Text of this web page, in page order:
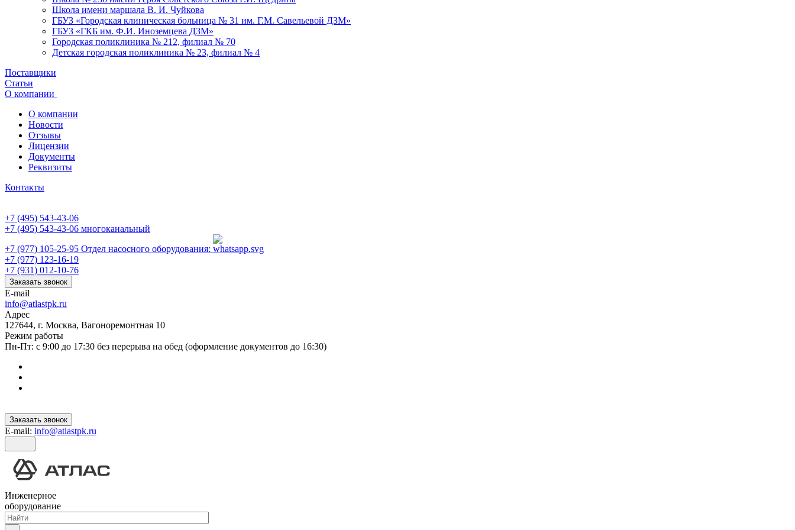
Школа имени маршала В. И. Чуйкова
ГБУЗ «Городская клиническая больница № 31 им. Г.М. Савельевой ДЗМ»
ГБУЗ «ГКБ им. Ф.И. Иноземцева ДЗМ»
Городская поликлиника № 212, филиал № 70
Детская городская поликлиника № 23, филиал № 4
Поставщики
Статьи
О компании
О компании
Новости
Отзывы
Лицензии
Документы
Реквизиты
Контакты
+7 (495) 543-43-06
+7 (495) 543-43-06 многоканальный
+7 (977) 105-25-95 Отдел насосного оборудования:
+7 (977) 123-16-19
+7 (931) 012-10-76
Заказать звонок
E-mail
info@atlastpk.ru
Адрес
127644, г. Москва, Вагоноремонтная 10
Режим работы
Пн-Пт: с 9:00 до 17:30 без перерыва на обед (оформление документов до 16:30)
Заказать звонок
E-mail: info@atlastpk.ru
Инженерное
оборудование